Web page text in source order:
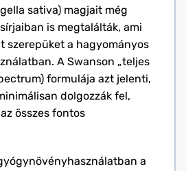
sativa) magjait még
is megtalálták, ami
szerepüket a hagyományos
A Swanson „teljes
formulája azt jelenti,
dolgozzák fel,
összes fontos
a